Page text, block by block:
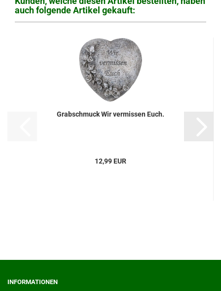
auch folgende Artikel gekauft:
Grabschmuck Wir vermissen Euch.
12,99 EUR
INFORMATIONEN